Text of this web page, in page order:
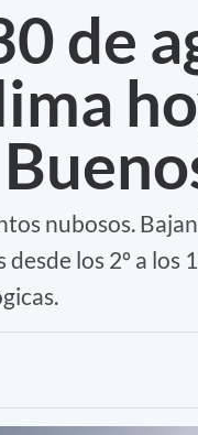
de
nubosos.
los 2º a los